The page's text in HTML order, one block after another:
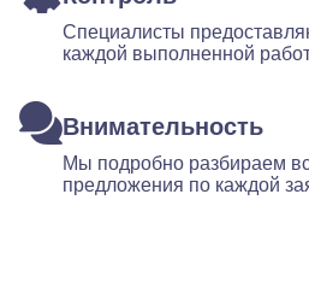
Специалисты
каждой выполненной
Внимательность
Мы подробно разбираем
предложения по каждой